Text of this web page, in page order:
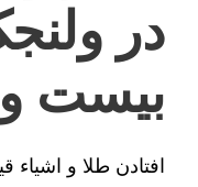
در
بیست
افتادن طلا و اشیاء